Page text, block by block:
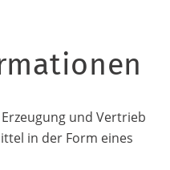
Erzeugung und Vertrieb
in der Form eines